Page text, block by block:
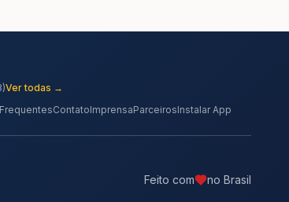
)Ver todas →
ContatoImprensaParceirosInstalar App
Feito com no Brasil